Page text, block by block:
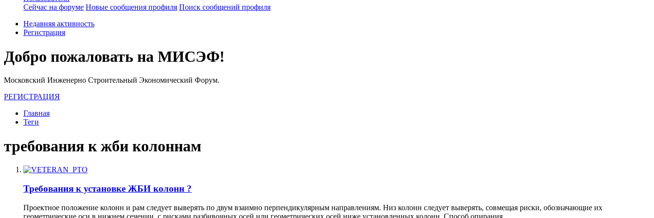
Сейчас на форуме Новые сообщения профиля Поиск сообщений профиля
Недавняя активность
Регистрация
Добро пожаловать на МИСЭФ!
Московский Инженерно Строительный Экономический Форум.
РЕГИСТРАЦИЯ
Главная
Теги
требования к жби колоннам
Требования к установке ЖБИ колонн ?
Проектное положение колонн и рам следует выверять по двум взаимно перпендикулярным направлениям. Низ колонн следует выверять, совмещая риски, обозначающие их
геометрические оси в нижнем сечении, с рисками разбивочных осей или геометрических осей ниже установленных колонн. Способ опирания...